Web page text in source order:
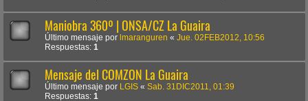
Maniobra 360º | ONSA/CZ La Guaira
Último mensaje por lmaranguren « Jue. 02FEB2012, 10:56
Respuestas: 1
Mensaje del COMZON La Guaira
Último mensaje por LGIS « Sab. 31DIC2011, 01:39
Respuestas: 1